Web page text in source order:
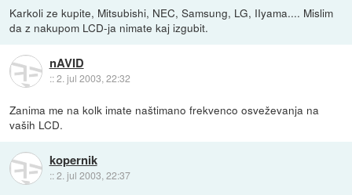
Karkoli ze kupite, Mitsubishi, NEC, Samsung, LG, IIyama.... Mislim
da z nakupom LCD-ja nimate kaj izgubit.
nAVID
::2. jul 2003, 22:32
Zanima me na kolk imate naštimano frekvenco osveževanja na
vaših LCD.
kopernik
::2. jul 2003, 22:37